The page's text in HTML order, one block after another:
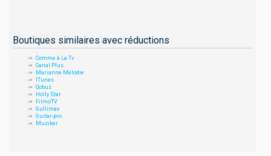
Boutiques similaires avec réductions
Comme à La Tv
Canal Plus
Marianne Mélodie
ITunes
Qobuz
Holly Star
FilmoTV
Gullimax
Guitar-pro
Muziker